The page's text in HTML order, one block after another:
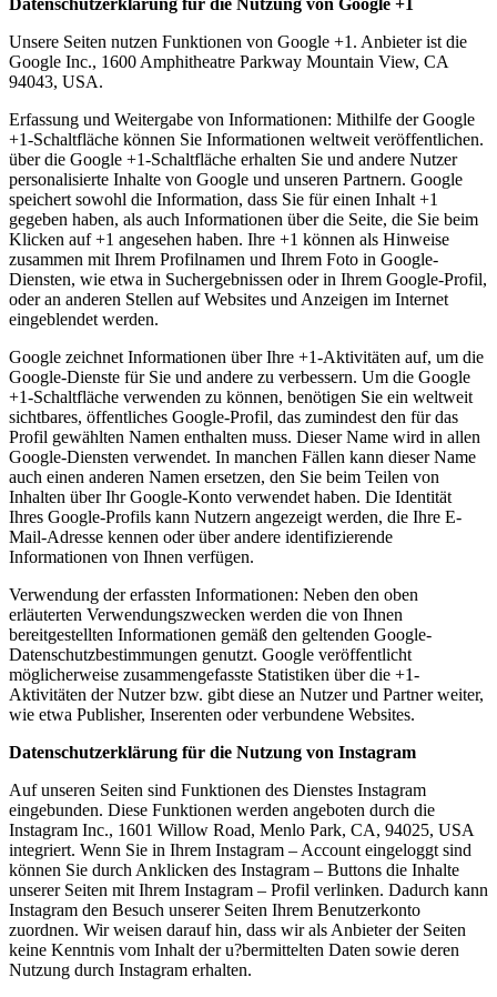
Unsere Seiten nutzen Funktionen von Google +1. Anbieter ist die
Google Inc., 1600 Amphitheatre Parkway Mountain View, CA
94043, USA.
Erfassung und Weitergabe von Informationen: Mithilfe der Google
+1-Schaltfläche können Sie Informationen weltweit veröffentlichen.
über die Google +1-Schaltfläche erhalten Sie und andere Nutzer
personalisierte Inhalte von Google und unseren Partnern. Google
speichert sowohl die Information, dass Sie für einen Inhalt +1
gegeben haben, als auch Informationen über die Seite, die Sie beim
Klicken auf +1 angesehen haben. Ihre +1 können als Hinweise
zusammen mit Ihrem Profilnamen und Ihrem Foto in Google-
Diensten, wie etwa in Suchergebnissen oder in Ihrem Google-Profil,
oder an anderen Stellen auf Websites und Anzeigen im Internet
eingeblendet werden.
Google zeichnet Informationen über Ihre +1-Aktivitäten auf, um die
Google-Dienste für Sie und andere zu verbessern. Um die Google
+1-Schaltfläche verwenden zu können, benötigen Sie ein weltweit
sichtbares, öffentliches Google-Profil, das zumindest den für das
Profil gewählten Namen enthalten muss. Dieser Name wird in allen
Google-Diensten verwendet. In manchen Fällen kann dieser Name
auch einen anderen Namen ersetzen, den Sie beim Teilen von
Inhalten über Ihr Google-Konto verwendet haben. Die Identität
Ihres Google-Profils kann Nutzern angezeigt werden, die Ihre E-
Mail-Adresse kennen oder über andere identifizierende
Informationen von Ihnen verfügen.
Verwendung der erfassten Informationen: Neben den oben
erläuterten Verwendungszwecken werden die von Ihnen
bereitgestellten Informationen gemäß den geltenden Google-
Datenschutzbestimmungen genutzt. Google veröffentlicht
möglicherweise zusammengefasste Statistiken über die +1-
Aktivitäten der Nutzer bzw. gibt diese an Nutzer und Partner weiter,
wie etwa Publisher, Inserenten oder verbundene Websites.
Datenschutzerklärung für die Nutzung von Instagram
Auf unseren Seiten sind Funktionen des Dienstes Instagram
eingebunden. Diese Funktionen werden angeboten durch die
Instagram Inc., 1601 Willow Road, Menlo Park, CA, 94025, USA
integriert. Wenn Sie in Ihrem Instagram – Account eingeloggt sind
können Sie durch Anklicken des Instagram – Buttons die Inhalte
unserer Seiten mit Ihrem Instagram – Profil verlinken. Dadurch kann
Instagram den Besuch unserer Seiten Ihrem Benutzerkonto
zuordnen. Wir weisen darauf hin, dass wir als Anbieter der Seiten
keine Kenntnis vom Inhalt der u?bermittelten Daten sowie deren
Nutzung durch Instagram erhalten.